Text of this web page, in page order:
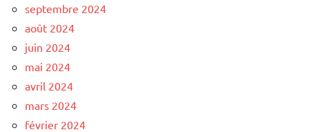
septembre 2024
août 2024
juin 2024
mai 2024
avril 2024
mars 2024
février 2024